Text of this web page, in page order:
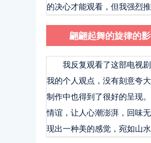
的决心才能观看，但我强烈推
翩翩起舞的旋律的
我反复观看了这部电视
我的个人观点，没有刻意夸
制作中也得到了很好的呈现
情谊，让人心潮澎湃，回味
现出一种美的感觉，宛如山水